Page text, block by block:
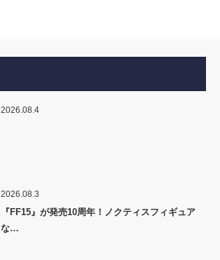
2026.08.4
2026.08.3
『FF15』が発売10周年！ノクティスフィギュア
な…